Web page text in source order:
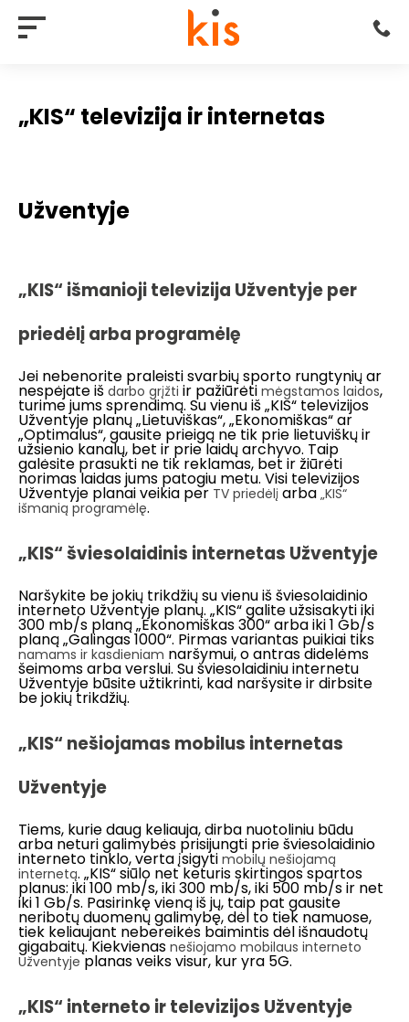
„KIS“ televizija ir internetas
Užventyje
„KIS“ išmanioji televizija Užventyje per
priedėlį arba programėlę
Jei nebenorite praleisti svarbių sporto rungtynių ar
nespėjate iš darbo grįžti ir pažiūrėti mėgstamos laidos,
turime jums sprendimą. Su vienu iš „KIS“ televizijos
Užventyje planų „Lietuviškas“, „Ekonomiškas“ ar
„Optimalus“, gausite prieigą ne tik prie lietuviškų ir
užsienio kanalų, bet ir prie laidų archyvo. Taip
galėsite prasukti ne tik reklamas, bet ir žiūrėti
norimas laidas jums patogiu metu. Visi televizijos
Užventyje planai veikia per TV priedėlį arba „KIS“
išmanią programėlę.
„KIS“ šviesolaidinis internetas Užventyje
Naršykite be jokių trikdžių su vienu iš šviesolaidinio
interneto Užventyje planų. „KIS“ galite užsisakyti iki
300 mb/s planą „Ekonomiškas 300“ arba iki 1 Gb/s
planą „Galingas 1000“. Pirmas variantas puikiai tiks
namams ir kasdieniam naršymui, o antras didelėms
šeimoms arba verslui. Su šviesolaidiniu internetu
Užventyje būsite užtikrinti, kad naršysite ir dirbsite
be jokių trikdžių.
„KIS“ nešiojamas mobilus internetas
Užventyje
Tiems, kurie daug keliauja, dirba nuotoliniu būdu
arba neturi galimybės prisijungti prie šviesolaidinio
interneto tinklo, verta įsigyti mobilų nešiojamą
internetą. „KIS“ siūlo net keturis skirtingos spartos
planus: iki 100 mb/s, iki 300 mb/s, iki 500 mb/s ir net
iki 1 Gb/s. Pasirinkę vieną iš jų, taip pat gausite
neribotų duomenų galimybę, dėl to tiek namuose,
tiek keliaujant nebereikės baimintis dėl išnaudotų
gigabaitų. Kiekvienas nešiojamo mobilaus interneto
Užventyje planas veiks visur, kur yra 5G.
„KIS“ interneto ir televizijos Užventyje